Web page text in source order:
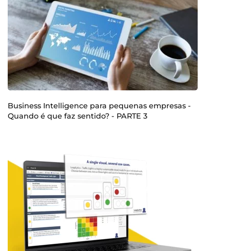
Business Intelligence para pequenas empresas -
Quando é que faz sentido? - PARTE 3